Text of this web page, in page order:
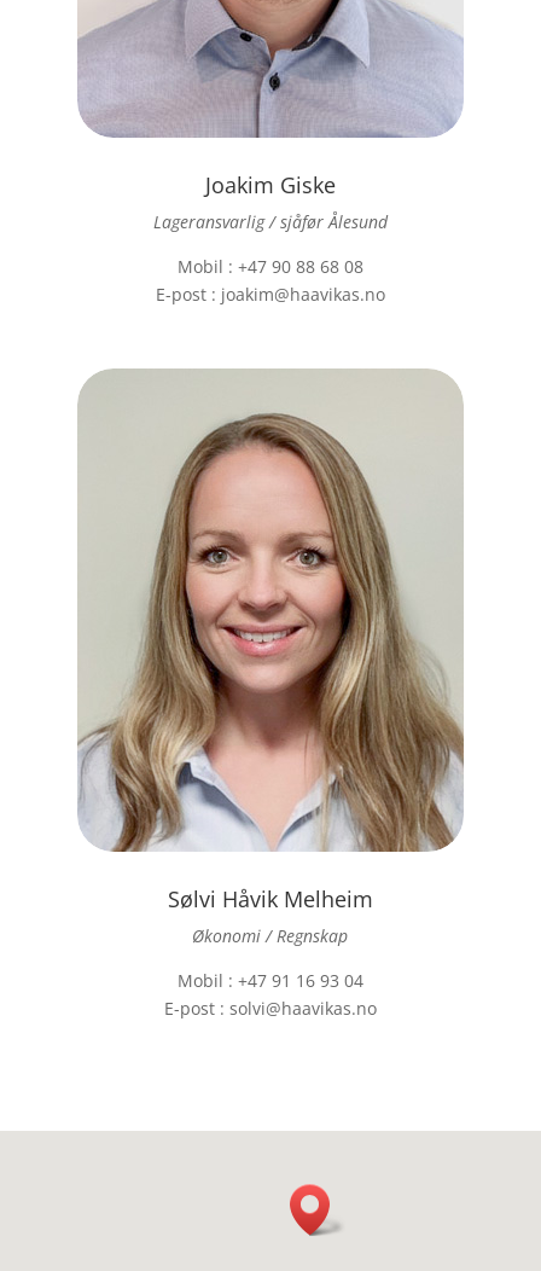
Joakim Giske
Lageransvarlig / sjåfør Ålesund
Mobil : +47 90 88 68 08
E-post : joakim@haavikas.no
Sølvi Håvik Melheim
Økonomi / Regnskap
Mobil : +47 91 16 93 04
E-post : solvi@haavikas.no